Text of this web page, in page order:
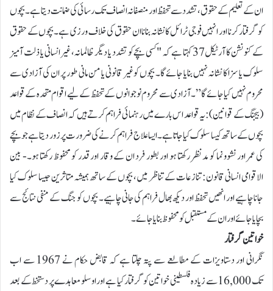
ان کے تعلیم کے حقوق، تشدد سے تحفظ اور منصفانہ انصاف تک رسائی کی ضمانت دیتا ہے۔ بچوں
کو گرفتار کرنا اور انہیں فوجی ٹرائل کا نشانہ بنانا ان حقوق کی خلاف ورزی ہے۔بچوں کے حقوق
کے کنونشن کا آرٹیکل 37 کہتا ہے کہ "کسی بچے کو تشدد یا دیگر ظالمانہ، غیر انسانی یا ذلت آمیز
سلوک یا سزا کا نشانہ نہیں بنایا جائے گا۔ بچوں کو غیر قانونی یا من مانی طور پر ان کی آزادی سے
محروم نہیں کیا جائے گا”۔آزادی سے محروم نوجوانوں کے تحفظ کے لیے اقوام متحدہ کے قواعد
(بیجنگ کے قوانین): یہ قواعد اس بارے میں رہنمائی فراہم کرتے ہیں کہ انصاف کے نظام میں
بچوں کے ساتھ کیسا سلوک کیا جاتا ہے۔ ایسا علاج فراہم کرنے کی ضرورت پر زور دیتا ہے جو بچے
کی عمر اور نشوونما کو مدنظر رکھتا ہو اور بطور فرد ان کے وقار اور قدر کو محفوظ رکھتا ہو۔- بین
الاقوامی انسانی قانون: تنازعات کے تناظر میں، بچوں کے ساتھ ہمیشہ متاثرین جیسا سلوک کیا
جانا چاہیے اور انھیں تحفظ اور دیکھ بھال فراہم کی جانی چاہیے۔ بچوں کو جنگ کے منفی نتائج سے
بچایا جائے اور ان کے مستقبل کو محفوظ بنایا جائے۔
خواتین گرفتار
نگرانی اور دستاویزات کے مطالعے سے پتہ چلتا ہے کہ قابض حکام نے 1967 سے اب
تک 16,000 سے زیادہ فلسطینی خواتین کو گرفتار کیا ہے اور اوسلو معاہدے پر دستخط کے بعد